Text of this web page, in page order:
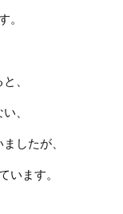
。
、
、
したが、
います。